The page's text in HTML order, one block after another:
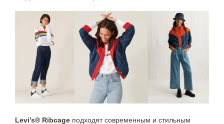
Levi’s® Ribcage подходят современным и стильным